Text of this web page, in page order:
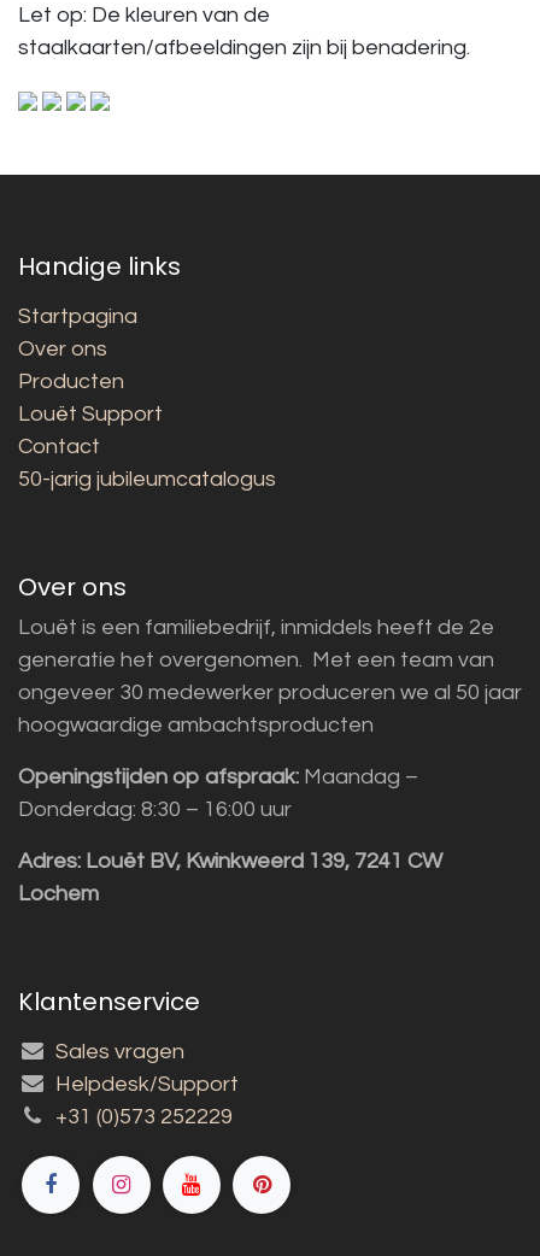
Let op: De kleuren van de
staalkaarten/afbeeldingen zijn bij benadering.
Handige links
Startpagina
Over ons
Producten
Louët Support
Contact
50-jarig jubileumcatalogus
Over ons
Louët is een familiebedrijf, inmiddels heeft de 2e
generatie het overgenomen. Met een team van
ongeveer 30 medewerker produceren we al 50 jaar
hoogwaardige ambachtsproducten
Openingstijden op afspraak: Maandag –
Donderdag: 8:30 – 16:00 uur
Adres: Louët BV, Kwinkweerd 139, 7241 CW
Lochem
Klantenservice
Sales vragen
Helpdesk/Support
+31 (0)573 252229